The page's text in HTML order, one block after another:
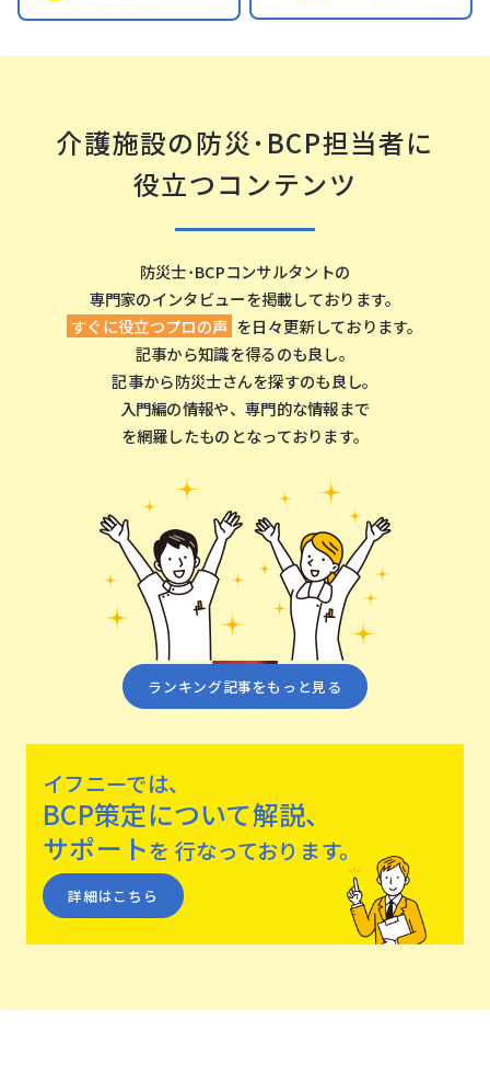
介護施設の防災･BCP担当者に
役⽴つコンテンツ
防災⼠･BCPコンサルタントの
専⾨家のインタビューを掲載しております。
すぐに役⽴つプロの声 を⽇々更新しております。
記事から知識を得るのも良し。
記事から防災⼠さんを探すのも良し。
⼊⾨編の情報や、専⾨的な情報まで
を網羅したものとなっております。
ランキング記事をもっと⾒る
イフニーでは、
BCP策定について解説、
サポートを ⾏なっております。
詳細はこちら